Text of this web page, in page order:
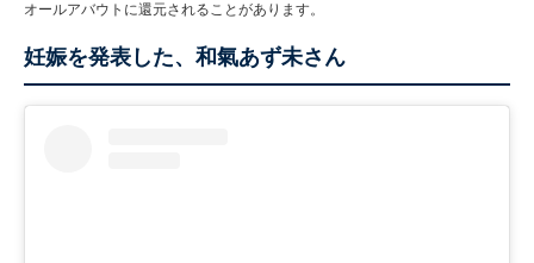
オールアバウトに還元されることがあります。
妊娠を発表した、和氣あず未さん